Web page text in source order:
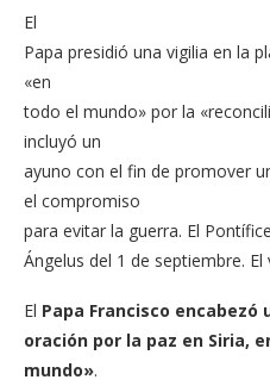
El
Papa presidió una vigilia en la
«en
todo el mundo» por la
incluyó un
ayuno con el fin de promover
el compromiso
para evitar la guerra. El
Ángelus del 1 de septiembre.
El Papa Francisco encabezó
oración por la paz en Siria,
mundo».